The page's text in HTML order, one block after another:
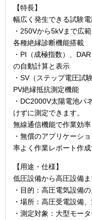
【特長】
幅広く発生できる試験
・250Vから5kVまで広
各種絶縁診断機能搭載
・PI（成極指数）、
の自動計算と表示
・SV（ステップ電圧試
PV絶縁抵抗測定機能
・DC2000V太陽電池パ
けずに測定できます。
無線通信機能で作業効
・無償のアプリケーシ
率よく作業レポート作成
【用途・仕様】
低圧設備から高圧設備
・目的：高圧電気設備
・場所：高圧受電設備
・測定対象：大型モー